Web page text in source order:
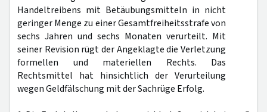
Handeltreibens mit Betäubungsmitteln in nicht
geringer Menge zu einer Gesamtfreiheitsstrafe von
sechs Jahren und sechs Monaten verurteilt. Mit
seiner Revision rügt der Angeklagte die Verletzung
formellen und materiellen Rechts. Das
Rechtsmittel hat hinsichtlich der Verurteilung
wegen Geldfälschung mit der Sachrüge Erfolg.